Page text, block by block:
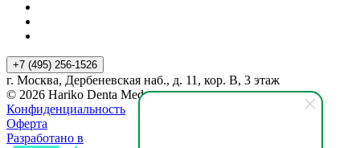
+7 (495) 256-1526
г. Москва, Дербеневская наб., д. 11, кор. В, 3 этаж
© 2026 Hariko Denta Med
Конфиденциальность
Оферта
Разработано в